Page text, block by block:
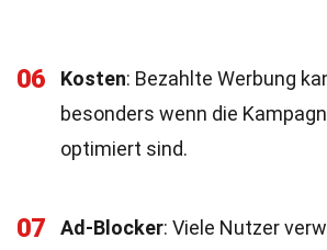
06 Kosten: Bezahlte Werbung
besonders wenn die
optimiert sind.
07 Ad-Blocker: Viele Nutzer